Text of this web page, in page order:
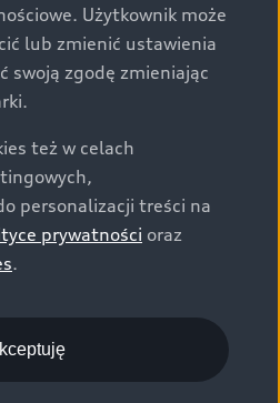
Użytkownik może
lub zmienić ustawienia
swoją zgodę zmieniając
też w celach
personalizacji treści na
prywatności oraz
.